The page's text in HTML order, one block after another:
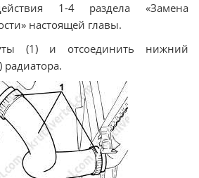
1-4 раздела «Замена
настоящей главы.
(1) и отсоединить нижний